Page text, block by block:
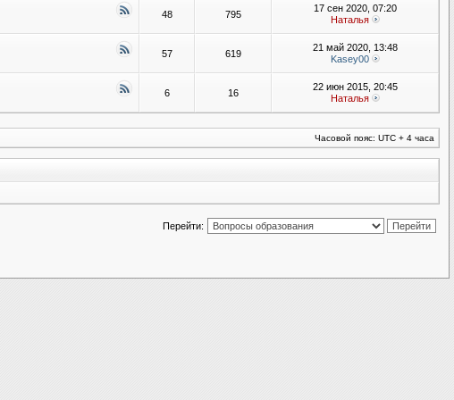
48 795
17 сен 2020, 07:20
Наталья
57 619
21 май 2020, 13:48
Kasey00
6 16
22 июн 2015, 20:45
Наталья
Часовой пояс: UTC + 4 часа
Перейти: